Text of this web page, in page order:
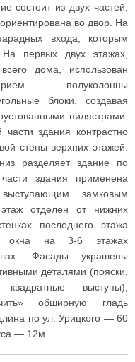
состоит из двух частей,
во двор. На
входа, которым
первых двух этажах,
дома, использован
— полуколонны
блоки, создавая
пилястрами.
здания контрастно
стены верхних этажей.
разделяет здание по
здания применена
замковым
отделен от нижних
последнего этажа
окна на 3-6 этажах
Фасады украшены
деталями (пояски,
выступы),
обширную гладь
по ул. Урицкого — 60
— 12м.